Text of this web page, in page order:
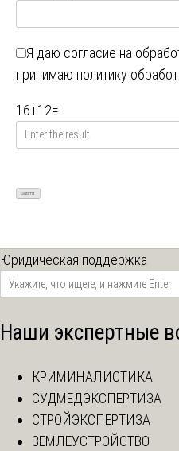
Я даю согласие на
принимаю политику
16+12=
Юридическая поддержка
Наши экспертные
КРИМИНАЛИСТИКА
СУДМЕДЭКСПЕРТИЗА
СТРОЙЭКСПЕРТИЗА
ЗЕМЛЕУСТРОЙСТВО